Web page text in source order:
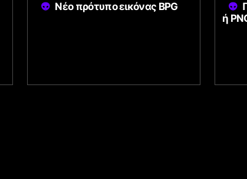
Νέο πρότυπο εικόνας BPG
ή